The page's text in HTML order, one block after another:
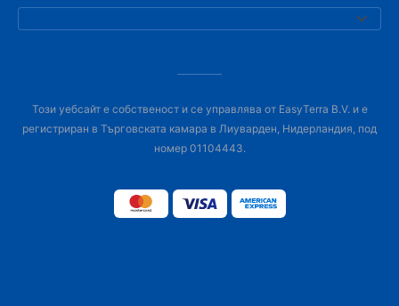
Този уебсайт е собственост и се управлява от EasyTerra B.V. и е
регистриран в Търговската камара в Лиуварден, Нидерландия, под
номер 01104443.